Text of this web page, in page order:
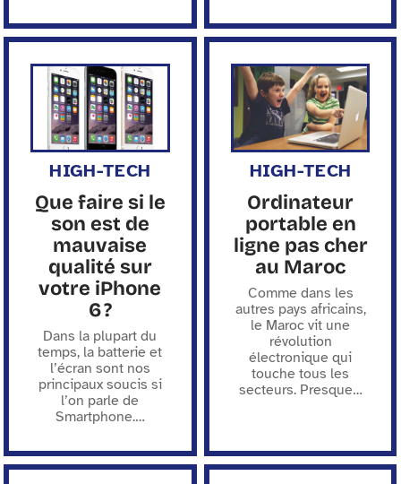
HIGH-TECH
Que faire si le
son est de
mauvaise
qualité sur
votre iPhone
6 ?
Dans la plupart du
temps, la batterie et
l’écran sont nos
principaux soucis si
l’on parle de
Smartphone.…
HIGH-TECH
Ordinateur
portable en
ligne pas cher
au Maroc
Comme dans les
autres pays africains,
le Maroc vit une
révolution
électronique qui
touche tous les
secteurs. Presque…